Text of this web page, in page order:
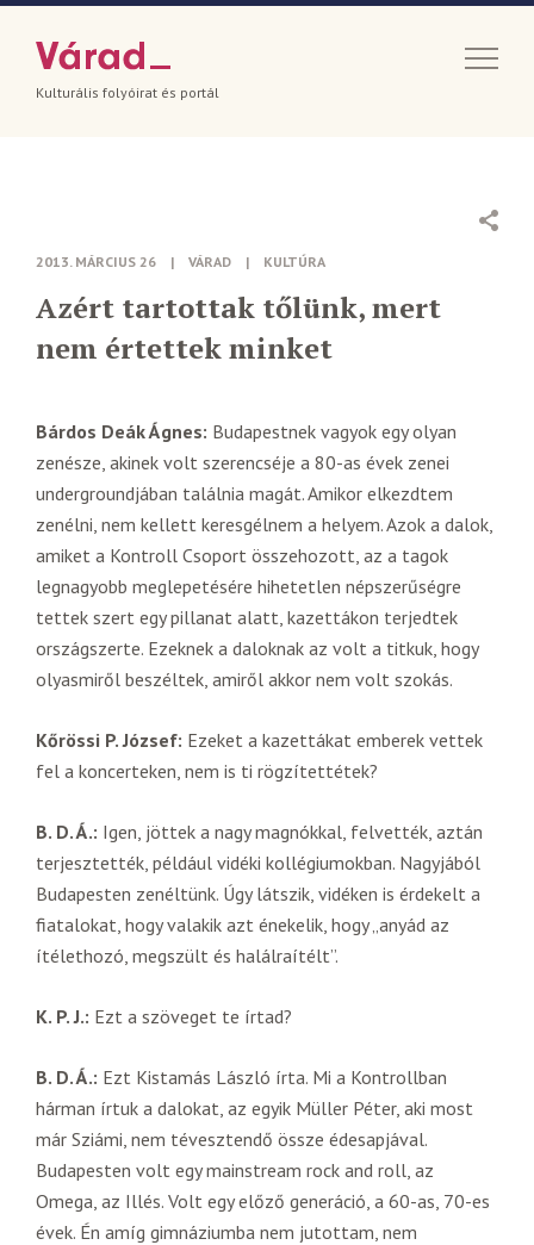
Kulturális folyóirat és portál
2013. MÁRCIUS 26 | VÁRAD | KULTÚRA
Azért tartottak tőlünk, mert
nem értettek minket
Bárdos Deák Ágnes: Budapestnek vagyok egy olyan
zenésze, akinek volt szerencséje a 80-as évek zenei
undergroundjában találnia magát. Amikor elkezdtem
zenélni, nem kellett keresgélnem a helyem. Azok a dalok,
amiket a Kontroll Csoport összehozott, az a tagok
legnagyobb meglepetésére hihetetlen népszerűségre
tettek szert egy pillanat alatt, kazettákon terjedtek
országszerte. Ezeknek a daloknak az volt a titkuk, hogy
olyasmiről beszéltek, amiről akkor nem volt szokás.
Kőrössi P. József: Ezeket a kazettákat emberek vettek
fel a koncerteken, nem is ti rögzítettétek?
B. D. Á.: Igen, jöttek a nagy magnókkal, felvették, aztán
terjesztették, például vidéki kollégiumokban. Nagyjából
Budapesten zenéltünk. Úgy látszik, vidéken is érdekelt a
fiatalokat, hogy valakik azt énekelik, hogy „anyád az
ítélethozó, megszült és halálraítélt”.
K. P. J.: Ezt a szöveget te írtad?
B. D. Á.: Ezt Kistamás László írta. Mi a Kontrollban
hárman írtuk a dalokat, az egyik Müller Péter, aki most
már Sziámi, nem tévesztendő össze édesapjával.
Budapesten volt egy mainstream rock and roll, az
Omega, az Illés. Volt egy előző generáció, a 60-as, 70-es
évek. Én amíg gimnáziumba nem jutottam, nem